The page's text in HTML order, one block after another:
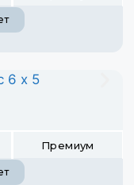
Премиум